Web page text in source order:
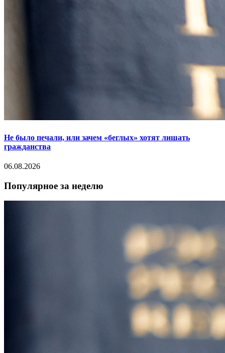
Не было печали, или зачем «беглых» хотят лишать
гражданства
06.08.2026
Популярное за неделю